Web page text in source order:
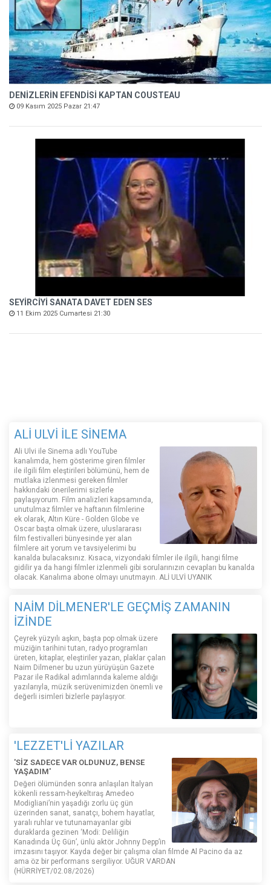
DENİZLERİN EFENDİSİ KAPTAN COUSTEAU
09 Kasım 2025 Pazar 21:47
SEYİRCİYİ SANATA DAVET EDEN SES
11 Ekim 2025 Cumartesi 21:30
ALİ ULVİ İLE SİNEMA
Ali Ulvi ile Sinema adlı YouTube
kanalımda, hem gösterime giren filmler
ile ilgili film eleştirileri bölümünü, hem de
mutlaka izlenmesi gereken filmler
hakkındaki önerilerimi sizlerle
paylaşıyorum. Film analizleri kapsamında,
unutulmaz filmler ve haftanın filmlerine
ek olarak, Altın Küre - Golden Globe ve
Oscar başta olmak üzere, uluslararası
film festivalleri bünyesinde yer alan
filmlere ait yorum ve tavsiyelerimi bu
kanalda bulacaksınız. Kısaca, vizyondaki filmler ile ilgili, hangi filme
gidilir ya da hangi filmler izlenmeli gibi sorularınızın cevapları bu kanalda
olacak. Kanalıma abone olmayı unutmayın. ALİ ULVİ UYANIK
NAİM DİLMENER'LE GEÇMİŞ ZAMANIN
İZİNDE
Çeyrek yüzyılı aşkın, başta pop olmak üzere
müziğin tarihini tutan, radyo programları
üreten, kitaplar, eleştiriler yazan, plaklar çalan
Naim Dilmener bu uzun yürüyüşün Gazete
Pazar ile Radikal adımlarında kaleme aldığı
yazılarıyla, müzik serüvenimizden önemli ve
değerli isimleri bizlerle paylaşıyor.
'LEZZET'Lİ YAZILAR
'SİZ SADECE VAR OLDUNUZ, BENSE
YAŞADIM'
Değeri ölümünden sonra anlaşılan İtalyan
kökenli ressam-heykeltıraş Amedeo
Modigliani’nin yaşadığı zorlu üç gün
üzerinden sanat, sanatçı, bohem hayatlar,
yaralı ruhlar ve tutunamayanlar gibi
duraklarda gezinen ‘Modi: Deliliğin
Kanadında Üç Gün’, ünlü aktör Johnny Depp’in
imzasını taşıyor. Kayda değer bir çalışma olan filmde Al Pacino da az
ama öz bir performans sergiliyor. UĞUR VARDAN
(HÜRRİYET/02.08/2026)